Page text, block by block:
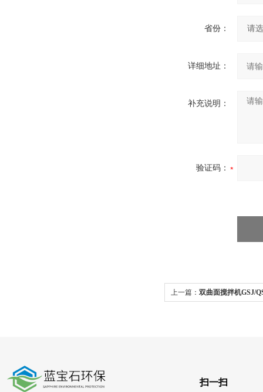
省份：
详细地址：
补充说明：
验证码：
上一篇： 双曲面搅拌机GSJ/
扫一扫